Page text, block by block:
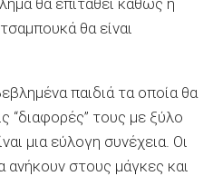
θα είναι
παιδιά τα οποία θα
“διαφορές” τους με ξύλο
μια εύλογη συνέχεια. Οι
ανήκουν στους μάγκες και